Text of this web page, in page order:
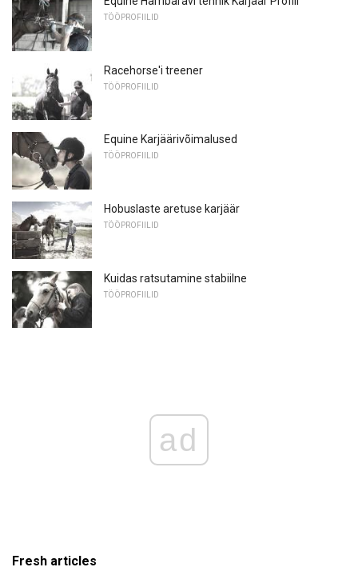
TÖÖPROFIILID
Racehorse'i treener
TÖÖPROFIILID
Equine Karjäärivõimalused
TÖÖPROFIILID
Hobuslaste aretuse karjäär
TÖÖPROFIILID
Kuidas ratsutamine stabiilne
TÖÖPROFIILID
ad
Fresh articles